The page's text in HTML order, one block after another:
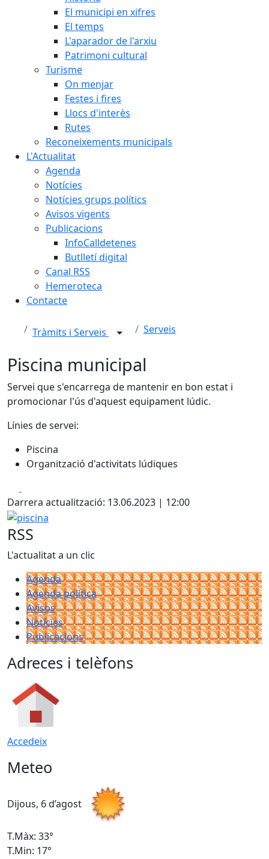
El municipi en xifres
El temps
L'aparador de l'arxiu
Patrimoni cultural
Turisme
On menjar
Festes i fires
Llocs d'interès
Rutes
Reconeixements municipals
L'Actualitat
Agenda
Notícies
Notícies grups polítics
Avisos vigents
Publicacions
InfoCalldetenes
Butlletí digital
Canal RSS
Hemeroteca
Contacte
Tràmits i Serveis Serveis
Piscina municipal
Servei que s'encarrega de mantenir en bon estat i
promocionar l'ús d'aquest equipament lúdic.
Línies de servei:
Piscina
Organització d'activitats lúdiques
Darrera actualització: 13.06.2023 | 12:00
piscina
RSS
L'actualitat a un clic
Agenda
Agenda política
Avisos
Notícies
Publicacions
Adreces i telèfons
Accedeix
Meteo
Dijous, 6 d’agost
T.Màx: 33°
T.Min: 17°